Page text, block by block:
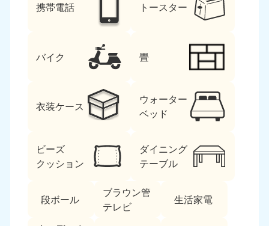
携帯電話 トースター
バイク 畳
衣装ケース
ウォーター
ベッド
ビーズ
クッション
ダイニング
テーブル
段ボール
ブラウン管
テレビ
生活家電